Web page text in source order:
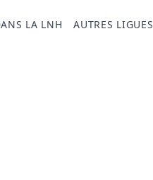
LA LNH AUTRES LIGUES